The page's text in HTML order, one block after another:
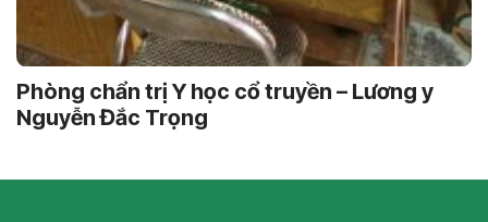
Phòng chẩn trị Y học cổ truyền – Lương y
Nguyễn Đắc Trọng